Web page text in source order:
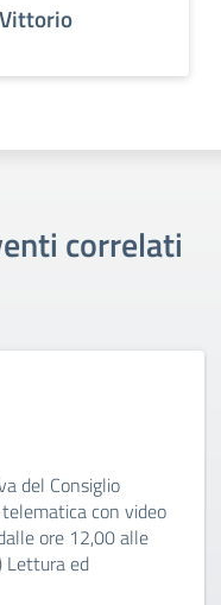
correlati
del Consiglio
con video
ore 12,00 alle
Lettura ed